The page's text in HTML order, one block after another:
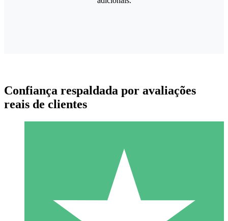
Pacotes de Créditos Individuais
Pague conforme o uso com créditos de download. Sem
Confiança respaldada por avaliações
reais de clientes